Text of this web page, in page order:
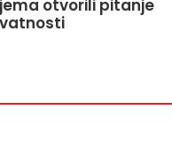
otvorili pitanje